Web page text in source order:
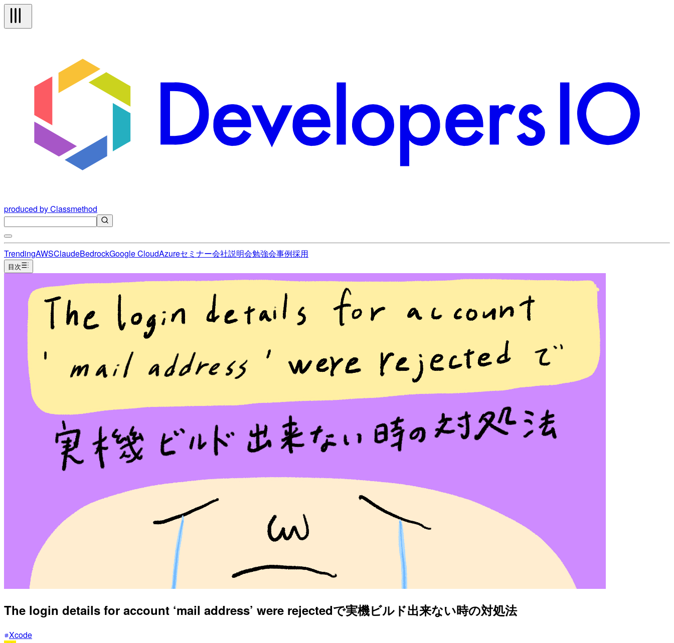
produced by Classmethod
TrendingAWSClaudeBedrockGoogle CloudAzureセミナー会社説明会勉強会事例採用
目次
The login details for account ‘mail address’ were rejectedで実機ビルド出来ない時の対処法
Xcode